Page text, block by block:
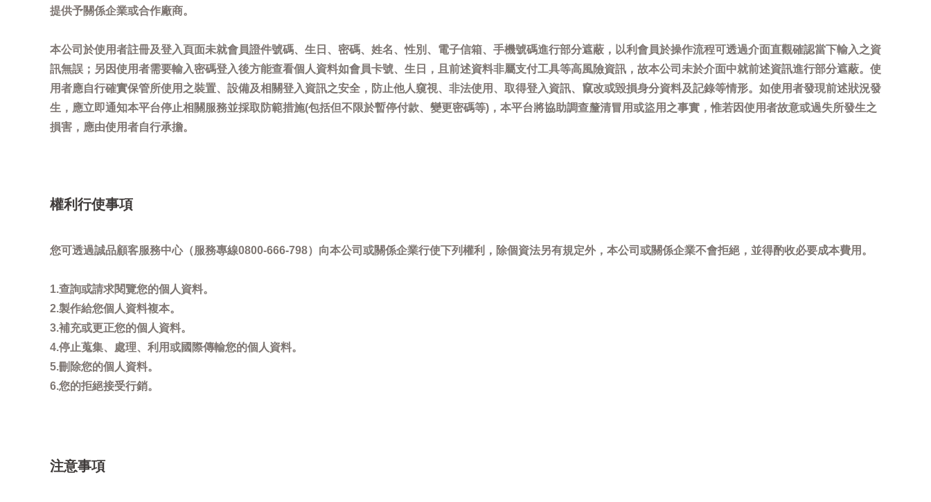
提供予關係企業或合作廠商。
本公司於使用者註冊及登入頁面未就會員證件號碼、生日、密碼、姓名、性別、電子信箱、手機號碼進行部分遮蔽，以利會員於操作流程可透過介面直觀確認當下輸入之資
訊無誤；另因使用者需要輸入密碼登入後方能查看個人資料如會員卡號、生日，且前述資料非屬支付工具等高風險資訊，故本公司未於介面中就前述資訊進行部分遮蔽。使
用者應自行確實保管所使用之裝置、設備及相關登入資訊之安全，防止他人窺視、非法使用、取得登入資訊、竄改或毀損身分資料及記錄等情形。如使用者發現前述狀況發
生，應立即通知本平台停止相關服務並採取防範措施(包括但不限於暫停付款、變更密碼等)，本平台將協助調查釐清冒用或盜用之事實，惟若因使用者故意或過失所發生之
損害，應由使用者自行承擔。
權利行使事項
您可透過誠品顧客服務中心（服務專線0800-666-798）向本公司或關係企業行使下列權利，除個資法另有規定外，本公司或關係企業不會拒絕，並得酌收必要成本費用。
1.查詢或請求閱覽您的個人資料。
2.製作給您個人資料複本。
3.補充或更正您的個人資料。
4.停止蒐集、處理、利用或國際傳輸您的個人資料。
5.刪除您的個人資料。
6.您的拒絕接受行銷。
注意事項